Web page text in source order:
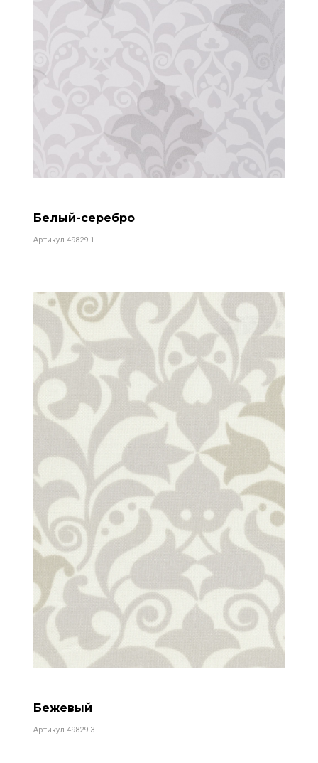
Белый-серебро
Артикул 49829-1
Бежевый
Артикул 49829-3